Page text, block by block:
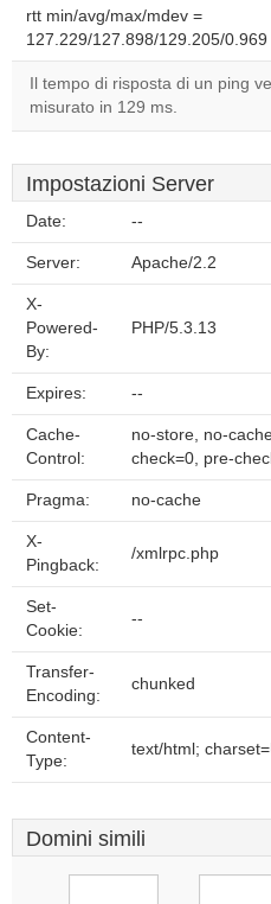
rtt min/avg/max/mdev =
127.229/127.898/129.205/0.969
Il tempo di risposta di un ping
misurato in 129 ms.
Impostazioni Server
Date: --
Server: Apache/2.2
X-
Powered-
By:
PHP/5.3.13
Expires: --
Cache-
Control:
no-store, no-
check=0, pre-
Pragma: no-cache
X-
Pingback:
/xmlrpc.php
Set-
Cookie:
--
Transfer-
Encoding:
chunked
Content-
Type:
text/html;
Domini simili